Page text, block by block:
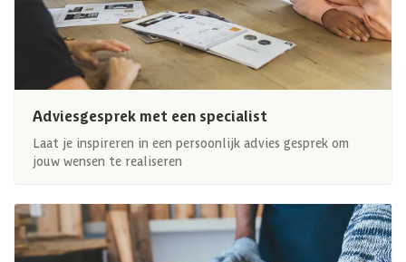
Adviesgesprek met een specialist
Laat je inspireren in een persoonlijk advies gesprek om
jouw wensen te realiseren